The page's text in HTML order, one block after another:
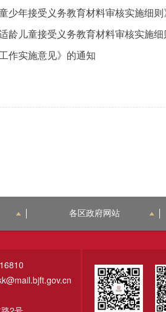
作实施意见》的通知
各区政府网站